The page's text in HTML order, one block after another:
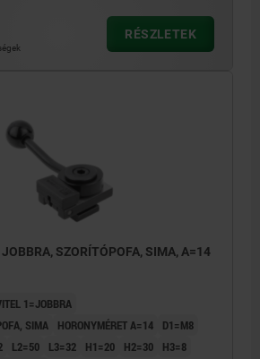
RÉSZLETEK
SZORÍTÓPOFA, SIMA, A=14
1=JOBBRA
SIMA
HORONYMÉRET A=14
D1=M8
L2=50 L3=32 H1=20 H2=30
H3=8